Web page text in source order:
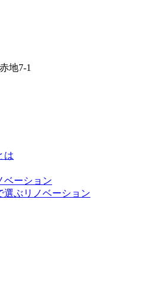
地7-1
は
ベーション
選ぶリノベーション